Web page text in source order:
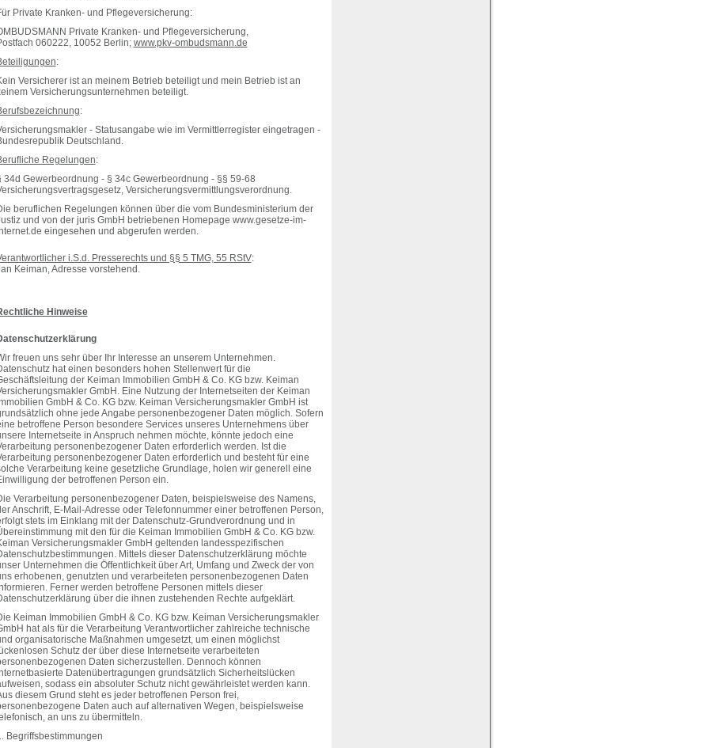
Private Kranken- und Pflegeversicherung:
Private Kranken- und Pflegeversicherung,
060222, 10052 Berlin; www.pkv-ombudsmann.de
:
Versicherer ist an meinem Betrieb beteiligt und mein Betrieb ist an
Versicherungsunternehmen beteiligt.
:
- Statusangabe wie im Vermittlerregister eingetragen -
Deutschland.
Regelungen:
34d Gewerbeordnung - § 34c Gewerbeordnung - §§ 59-68
Versicherungsvermittlungsverordnung.
beruflichen Regelungen können über die vom Bundesministerium der
und von der juris GmbH betriebenen Homepage www.gesetze-im-
eingesehen und abgerufen werden.
i.S.d. Presserechts und §§ 5 TMG, 55 RStV:
Keiman, Adresse vorstehend.
Hinweise
freuen uns sehr über Ihr Interesse an unserem Unternehmen.
hat einen besonders hohen Stellenwert für die
der Keiman Immobilien GmbH & Co. KG bzw. Keiman
GmbH. Eine Nutzung der Internetseiten der Keiman
GmbH & Co. KG bzw. Keiman Versicherungsmakler GmbH ist
ohne jede Angabe personenbezogener Daten möglich. Sofern
betroffene Person besondere Services unseres Unternehmens über
Internetseite in Anspruch nehmen möchte, könnte jedoch eine
personenbezogener Daten erforderlich werden. Ist die
personenbezogener Daten erforderlich und besteht für eine
Verarbeitung keine gesetzliche Grundlage, holen wir generell eine
der betroffenen Person ein.
Verarbeitung personenbezogener Daten, beispielsweise des Namens,
Anschrift, E-Mail-Adresse oder Telefonnummer einer betroffenen Person,
stets im Einklang mit der Datenschutz-Grundverordnung und in
mit den für die Keiman Immobilien GmbH & Co. KG bzw.
Versicherungsmakler GmbH geltenden landesspezifischen
Mittels dieser Datenschutzerklärung möchte
Unternehmen die Öffentlichkeit über Art, Umfang und Zweck der von
erhobenen, genutzten und verarbeiteten personenbezogenen Daten
Ferner werden betroffene Personen mittels dieser
über die ihnen zustehenden Rechte aufgeklärt.
Keiman Immobilien GmbH & Co. KG bzw. Keiman Versicherungsmakler
hat als für die Verarbeitung Verantwortlicher zahlreiche technische
organisatorische Maßnahmen umgesetzt, um einen möglichst
Schutz der über diese Internetseite verarbeiteten
Daten sicherzustellen. Dennoch können
Datenübertragungen grundsätzlich Sicherheitslücken
sodass ein absoluter Schutz nicht gewährleistet werden kann.
diesem Grund steht es jeder betroffenen Person frei,
Daten auch auf alternativen Wegen, beispielsweise
an uns zu übermitteln.
Begriffsbestimmungen